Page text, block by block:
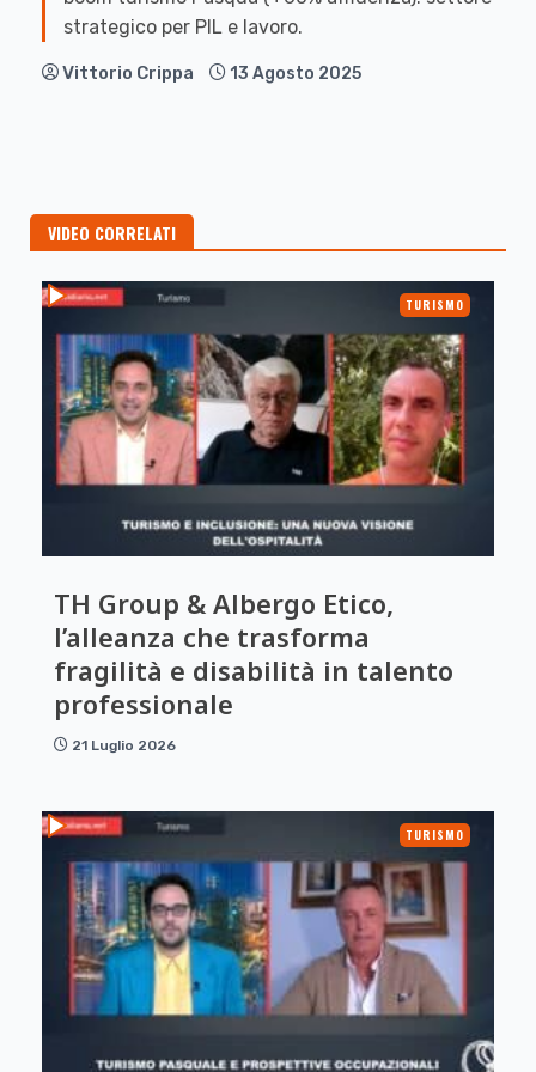
strategico per PIL e lavoro.
Vittorio Crippa 13 Agosto 2025
VIDEO CORRELATI
TURISMO
TH Group & Albergo Etico,
l’alleanza che trasforma
fragilità e disabilità in talento
professionale
21 Luglio 2026
TURISMO